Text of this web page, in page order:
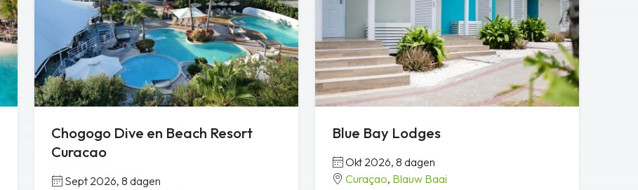
Chogogo Dive en Beach Resort
Curacao
Sept 2026, 8 dagen
Blue Bay Lodges
Okt 2026, 8 dagen
Curaçao, Blauw Baai